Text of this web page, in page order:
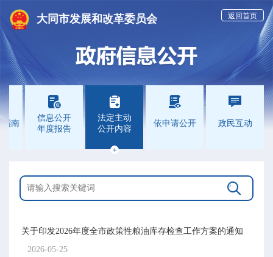
大同市发展和改革委员会 返回首页
指南

信息公开
年度报告

法定主动
公开内容


依申请公开

政民互动

关于印发2026年度全市政策性粮油库存检查工作方案的通知
2026-05-25